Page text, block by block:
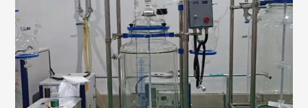
玻璃反应釜用途有哪些？
玻璃反应釜厂家